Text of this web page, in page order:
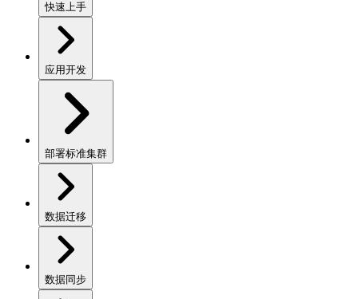
快速上手
应用开发
部署标准集群
数据迁移
数据同步